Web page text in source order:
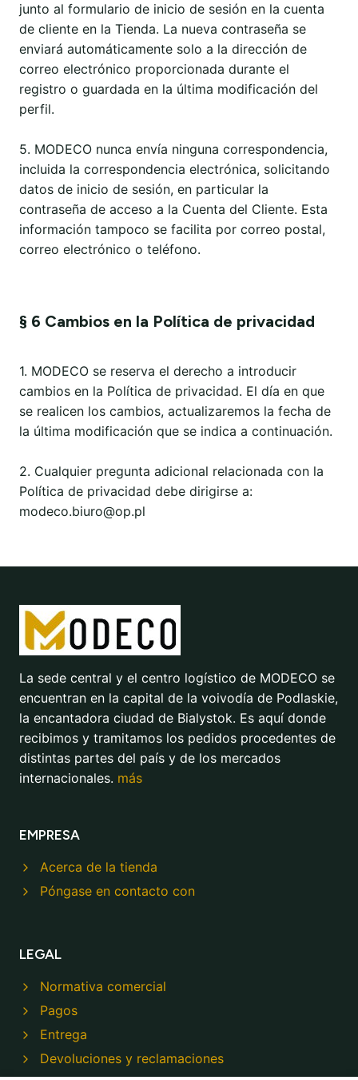
junto al formulario de inicio de sesión en la cuenta
de cliente en la Tienda. La nueva contraseña se
enviará automáticamente solo a la dirección de
correo electrónico proporcionada durante el
registro o guardada en la última modificación del
perfil.
5. MODECO nunca envía ninguna correspondencia,
incluida la correspondencia electrónica, solicitando
datos de inicio de sesión, en particular la
contraseña de acceso a la Cuenta del Cliente. Esta
información tampoco se facilita por correo postal,
correo electrónico o teléfono.
§ 6 Cambios en la Política de privacidad
1. MODECO se reserva el derecho a introducir
cambios en la Política de privacidad. El día en que
se realicen los cambios, actualizaremos la fecha de
la última modificación que se indica a continuación.
2. Cualquier pregunta adicional relacionada con la
Política de privacidad debe dirigirse a:
modeco.biuro@op.pl
La sede central y el centro logístico de MODECO se
encuentran en la capital de la voivodía de Podlaskie,
la encantadora ciudad de Bialystok. Es aquí donde
recibimos y tramitamos los pedidos procedentes de
distintas partes del país y de los mercados
internacionales. más
EMPRESA
Acerca de la tienda
Póngase en contacto con
LEGAL
Normativa comercial
Pagos
Entrega
Devoluciones y reclamaciones